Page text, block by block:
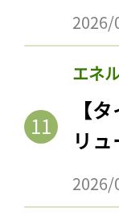
エネ
【
リ